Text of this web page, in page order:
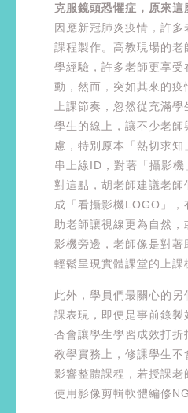
克服鏡頭恐懼症，原來這
因應新冠肺炎疫情，許
課程製作。高教現場的老
學經驗，許多老師更享受
動，然而，突如其來的疫
上課節奏，忽然從充滿學
學生的線上，讓不少老師
慮，特別原本「熱切求知
串上線ID，對著「攝影
對這點，胡老師建議老師
成「看攝影機LOGO」，
助老師讓視線更為自然
影機旁邊，老師像是對
輕鬆呈現實體課堂的上課
此外，學員們最關心的另
課表現，即便是事前錄製
否會讓學生學習成效打折
教學實務上，修課學生不
影響整體課程，若授課
使用影像剪輯軟體編修NG